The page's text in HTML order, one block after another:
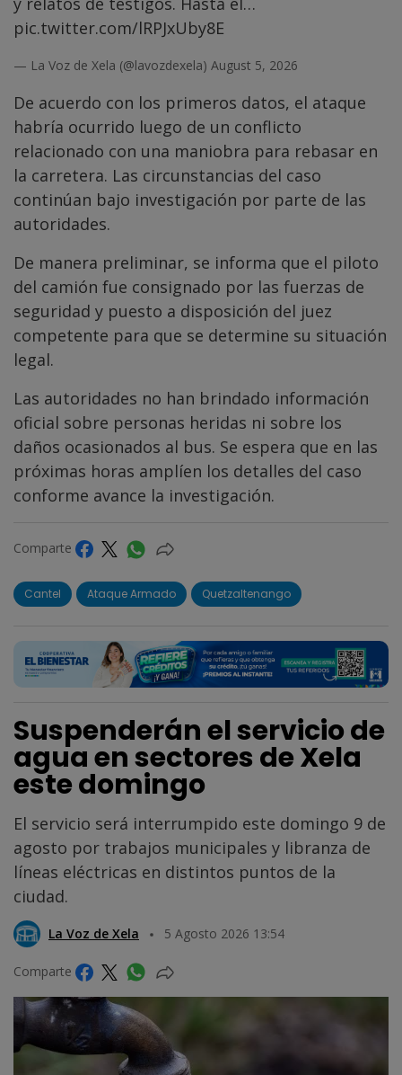
pic.twitter.com/lRPJxUby8E
— La Voz de Xela (@lavozdexela) August 5, 2026
De acuerdo con los primeros datos, el ataque
habría ocurrido luego de un conflicto
relacionado con una maniobra para rebasar en
la carretera. Las circunstancias del caso
continúan bajo investigación por parte de las
autoridades.
De manera preliminar, se informa que el piloto
del camión fue consignado por las fuerzas de
seguridad y puesto a disposición del juez
competente para que se determine su situación
legal.
Las autoridades no han brindado información
oficial sobre personas heridas ni sobre los
daños ocasionados al bus. Se espera que en las
próximas horas amplíen los detalles del caso
conforme avance la investigación.
Comparte
Cantel Ataque Armado Quetzaltenango
Suspenderán el servicio de
agua en sectores de Xela
este domingo
El servicio será interrumpido este domingo 9 de
agosto por trabajos municipales y libranza de
líneas eléctricas en distintos puntos de la
ciudad.
La Voz de Xela 5 Agosto 2026 13:54
Comparte